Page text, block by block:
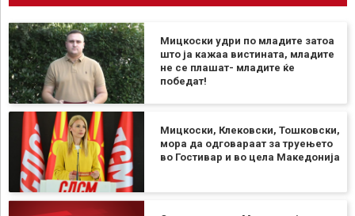
Мицкоски удри по младите затоа
што ја кажаа вистината, младите
не се плашат- младите ќе
победат!
Мицкоски, Клековски, Тошковски,
мора да одговараат за труењето
во Гостивар и во цела Македонија